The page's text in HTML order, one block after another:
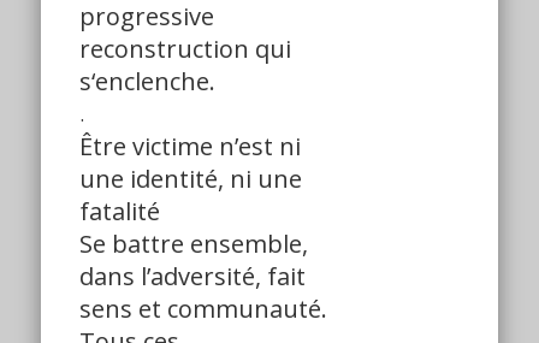
progressive
reconstruction qui
s‘enclenche.
.
Être victime n’est ni
une identité, ni une
fatalité
Se battre ensemble,
dans l’adversité, fait
sens et communauté.